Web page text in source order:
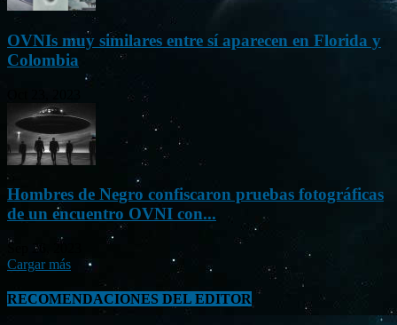
OVNIs muy similares entre sí aparecen en Florida y
Colombia
Hombres de Negro confiscaron pruebas fotográficas
de un encuentro OVNI con...
Sep 26, 2023
Cargar más
RECOMENDACIONES DEL EDITOR